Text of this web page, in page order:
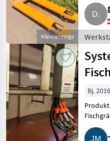
Kleinanzeige
auf
6 Stk.
Bj. 2016
Happel